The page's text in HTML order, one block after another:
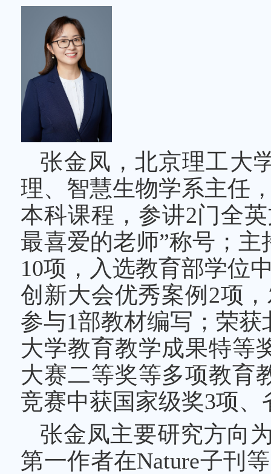
张金凤，北京理工大
理、智慧生物学系主任
本科课程，参讲2门全
最喜爱的老师”称号；
10项，入选教育部学位
创新大会优秀案例2项
参与1部教材编写；荣
大学教育教学成果特等
大赛二等奖等多项教育
竞赛中获国家级奖3项、
张金凤主要研究方向
第一作者在Nature子刊